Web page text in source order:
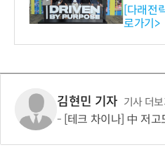
와의
-바이오
보
[다래전
로가기>
김현민 기자 기사 더보
[테크 차이나] 中 저고도 경제 급성